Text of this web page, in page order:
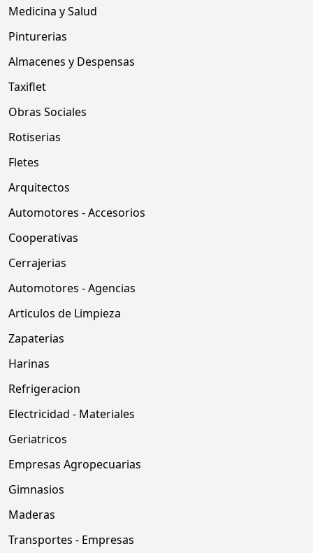
Medicina y Salud
Pinturerias
Almacenes y Despensas
Taxiflet
Obras Sociales
Rotiserias
Fletes
Arquitectos
Automotores - Accesorios
Cooperativas
Cerrajerias
Automotores - Agencias
Articulos de Limpieza
Zapaterias
Harinas
Refrigeracion
Electricidad - Materiales
Geriatricos
Empresas Agropecuarias
Gimnasios
Maderas
Transportes - Empresas